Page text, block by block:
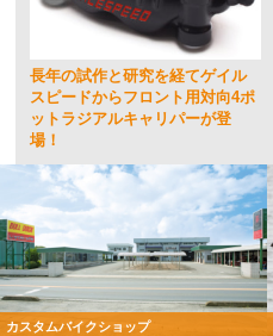
長年の試作と研究を経てゲイル
スピードからフロント用対向4ポ
ットラジアルキャリパーが登
場！
カスタムバイクショップ